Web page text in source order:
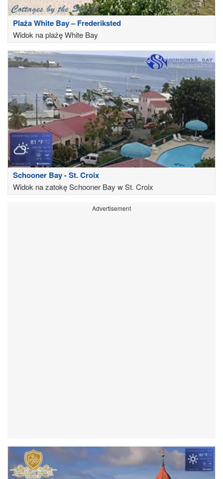
Plaża White Bay – Frederiksted
Widok na plażę White Bay
Schooner Bay - St. Croix
Widok na zatokę Schooner Bay w St. Croix
Advertisement